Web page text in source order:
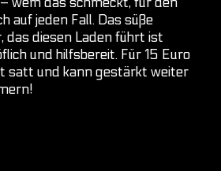
wem das schmeckt, für den
auf jeden Fall. Das süße
das diesen Laden führt ist
und hilfsbereit. Für 15 Euro
satt und kann gestärkt weiter